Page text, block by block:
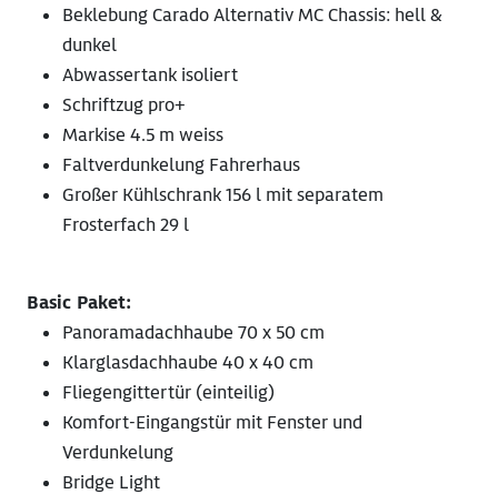
Beklebung Carado Alternativ MC Chassis: hell &
dunkel
Abwassertank isoliert
Schriftzug pro+
Markise 4.5 m weiss
Faltverdunkelung Fahrerhaus
Großer Kühlschrank 156 l mit separatem
Frosterfach 29 l
Basic Paket:
Panoramadachhaube 70 x 50 cm
Klarglasdachhaube 40 x 40 cm
Fliegengittertür (einteilig)
Komfort-Eingangstür mit Fenster und
Verdunkelung
Bridge Light